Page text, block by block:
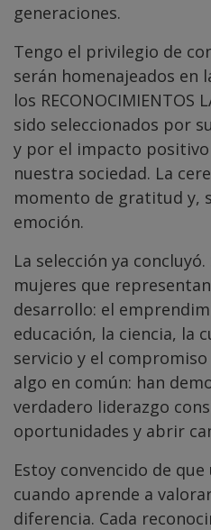
generaciones.
Tengo el privilegio de
serán homenajeados en
los RECONOCIMIENTOS
sido seleccionados por
y por el impacto positivo
nuestra sociedad. La
momento de gratitud y,
emoción.
La selección ya
mujeres que
desarrollo: el
educación, la ciencia, la
servicio y el
algo en común: han
verdadero liderazgo
oportunidades y abrir
Estoy convencido de
cuando aprende a
diferencia. Cada